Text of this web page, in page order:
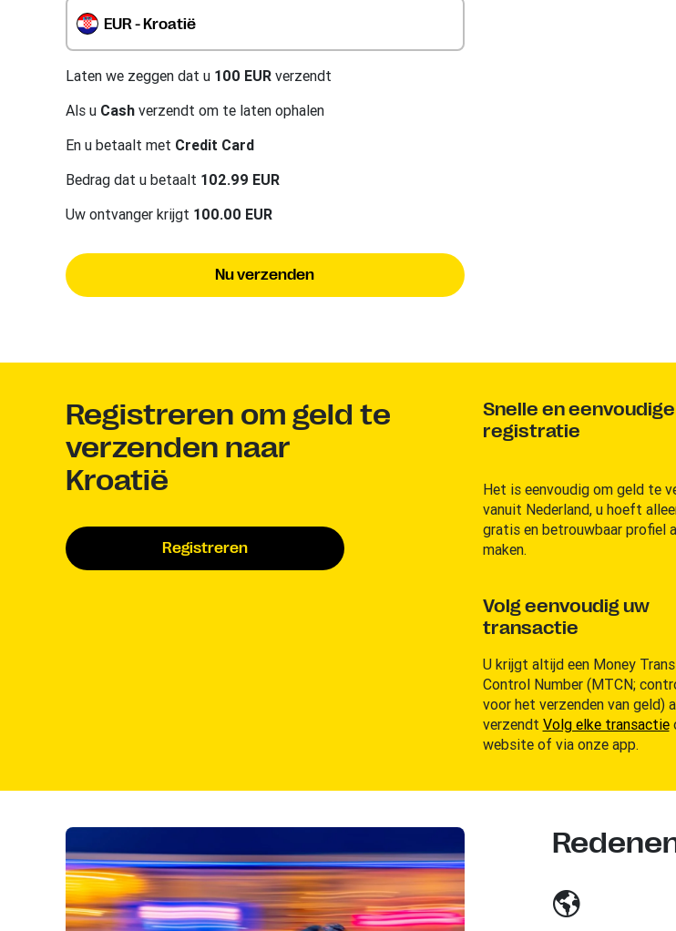
EUR - Kroatië
Laten we zeggen dat u 100 EUR verzendt
Als u Cash verzendt om te laten ophalen
En u betaalt met Credit Card
Bedrag dat u betaalt 102.99 EUR
Uw ontvanger krijgt 100.00 EUR
Nu verzenden
Registreren om geld te
verzenden naar
Kroatië
Registreren
Snelle en eenvoudige
registratie
Het is eenvoudig om geld te
vanuit Nederland, u hoeft
gratis en betrouwbaar profiel
maken.
Volg eenvoudig uw
transactie
U krijgt altijd een Money
Control Number (MTCN;
voor het verzenden van geld)
verzendt Volg elke transactie
website of via onze app.